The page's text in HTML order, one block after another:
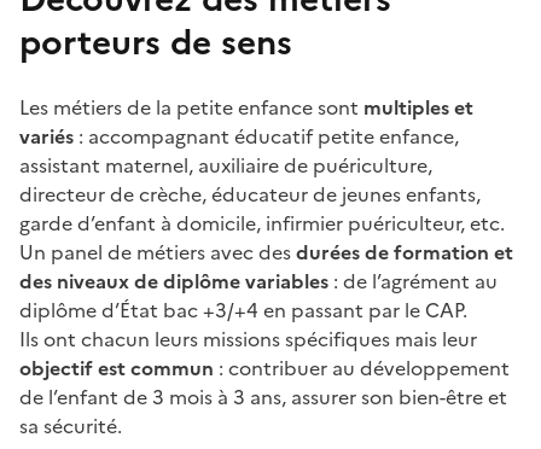
porteurs de sens
Les métiers de la petite enfance sont multiples et
variés : accompagnant éducatif petite enfance,
assistant maternel, auxiliaire de puériculture,
directeur de crèche, éducateur de jeunes enfants,
garde d’enfant à domicile, infirmier puériculteur, etc.
Un panel de métiers avec desdurées de formation et
des niveaux de diplôme variables : de l’agrément au
diplôme d’État bac+3/+4 en passant par le CAP.
Ils ont chacun leurs missions spécifiques mais leur
objectif est commun : contribuer au développement
de l’enfant de 3 mois à 3 ans, assurer son bien-être et
sa sécurité.